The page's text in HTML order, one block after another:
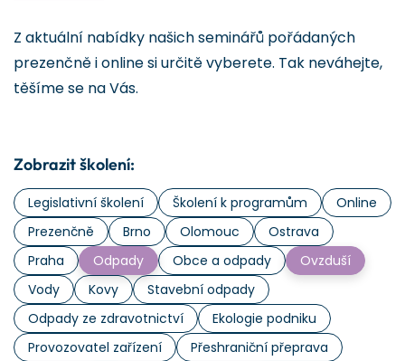
Z aktuální nabídky našich seminářů pořádaných
prezenčně i online si určitě vyberete. Tak neváhejte,
těšíme se na Vás.
Zobrazit školení:
Legislativní školení Školení k programům
Online
Prezenčně
Brno Olomouc
Ostrava
Praha
Odpady Obce a odpady
Ovzduší
Vody
Kovy
Stavební odpady
Odpady ze zdravotnictví
Ekologie podniku
Provozovatel zařízení
Přeshraniční přeprava